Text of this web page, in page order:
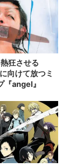
向けて放つミ
『angel』